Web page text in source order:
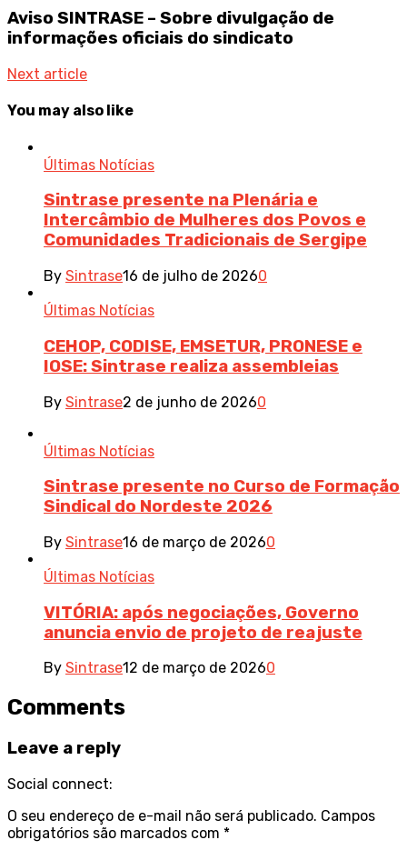
Aviso SINTRASE – Sobre divulgação de
informações oficiais do sindicato
Next article
You may also like
Últimas Notícias
Sintrase presente na Plenária e
Intercâmbio de Mulheres dos Povos e
Comunidades Tradicionais de Sergipe
By Sintrase16 de julho de 20260
Últimas Notícias
CEHOP, CODISE, EMSETUR, PRONESE e
IOSE: Sintrase realiza assembleias
By Sintrase2 de junho de 20260
Últimas Notícias
Sintrase presente no Curso de Formação
Sindical do Nordeste 2026
By Sintrase16 de março de 20260
Últimas Notícias
VITÓRIA: após negociações, Governo
anuncia envio de projeto de reajuste
By Sintrase12 de março de 20260
Comments
Leave a reply
Social connect:
O seu endereço de e-mail não será publicado. Campos
obrigatórios são marcados com *